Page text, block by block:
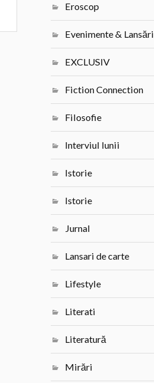
Eroscop
Evenimente & Lansări
EXCLUSIV
Fiction Connection
Filosofie
Interviul lunii
Istorie
Istorie
Jurnal
Lansari de carte
Lifestyle
Literati
Literatură
Mirări